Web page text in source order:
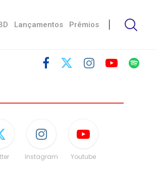
Lançamentos Prêmios
Instagram Youtube